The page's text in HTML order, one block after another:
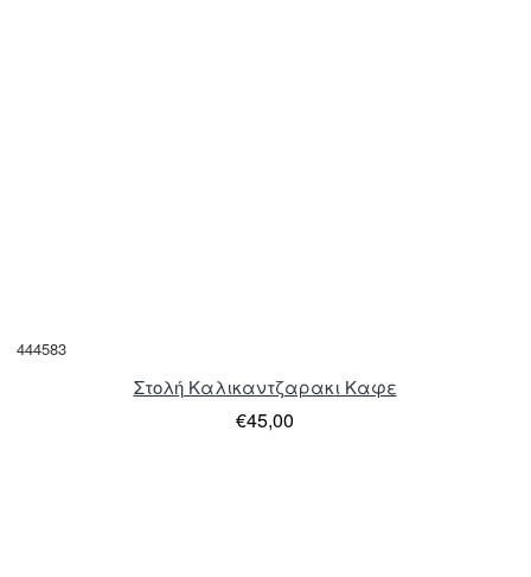
444583
Στολή Καλικαντζαρακι Καφε
€45,00